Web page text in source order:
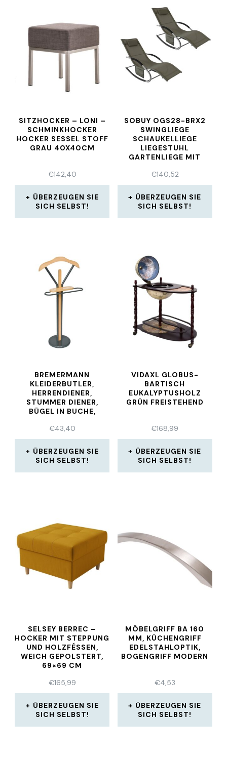
SITZHOCKER – LONI –
SCHMINKHOCKER
HOCKER SESSEL STOFF
GRAU 40X40CM
€142,40
ÜBERZEUGEN SIE
SICH SELBST!
SOBUY OGS28-BRX2
SWINGLIEGE
SCHAUKELLIEGE
LIEGESTUHL
GARTENLIEGE MIT
€140,52
ÜBERZEUGEN SIE
SICH SELBST!
BREMERMANN
KLEIDERBUTLER,
HERRENDIENER,
STUMMER DIENER,
BÜGEL IN BUCHE,
€43,40
ÜBERZEUGEN SIE
SICH SELBST!
VIDAXL GLOBUS-
BARTISCH
EUKALYPTUSHOLZ
GRÜN FREISTEHEND
€168,99
ÜBERZEUGEN SIE
SICH SELBST!
SELSEY BERREC –
HOCKER MIT STEPPUNG
UND HOLZFÉSSEN, W
EICH GEPOLSTERT, 6
9×69 CM
€165,99
ÜBERZEUGEN SIE
SICH SELBST!
MÖBELGRIFF BA 160
MM, KÜCHENGRIFF
EDELSTAHLOPTIK,
BOGENGRIFF MODERN
€4,53
ÜBERZEUGEN SIE
SICH SELBST!